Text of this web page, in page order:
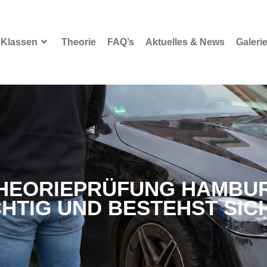
Klassen Theorie FAQ’s Aktuelles & News
UND BESTEHST